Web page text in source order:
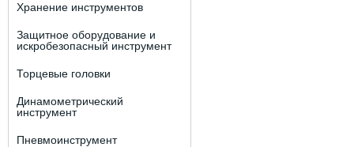
Хранение инструментов
Защитное оборудование и
искробезопасный инструмент
Торцевые головки
Динамометрический
инструмент
Пневмоинструмент